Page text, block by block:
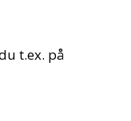
t.ex. på